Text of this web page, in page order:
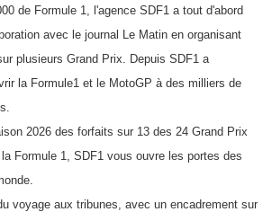
de Formule 1, l'agence SDF1 a tout d'abord
avec le journal Le Matin en organisant
plusieurs Grand Prix. Depuis SDF1 a
la Formule1 et le MotoGP à des milliers de
2026 des forfaits sur 13 des 24 Grand Prix
Formule 1, SDF1 vous ouvre les portes des
voyage aux tribunes, avec un encadrement sur